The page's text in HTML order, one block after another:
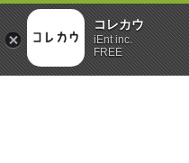
コレカウ
iEnt inc.
FREE